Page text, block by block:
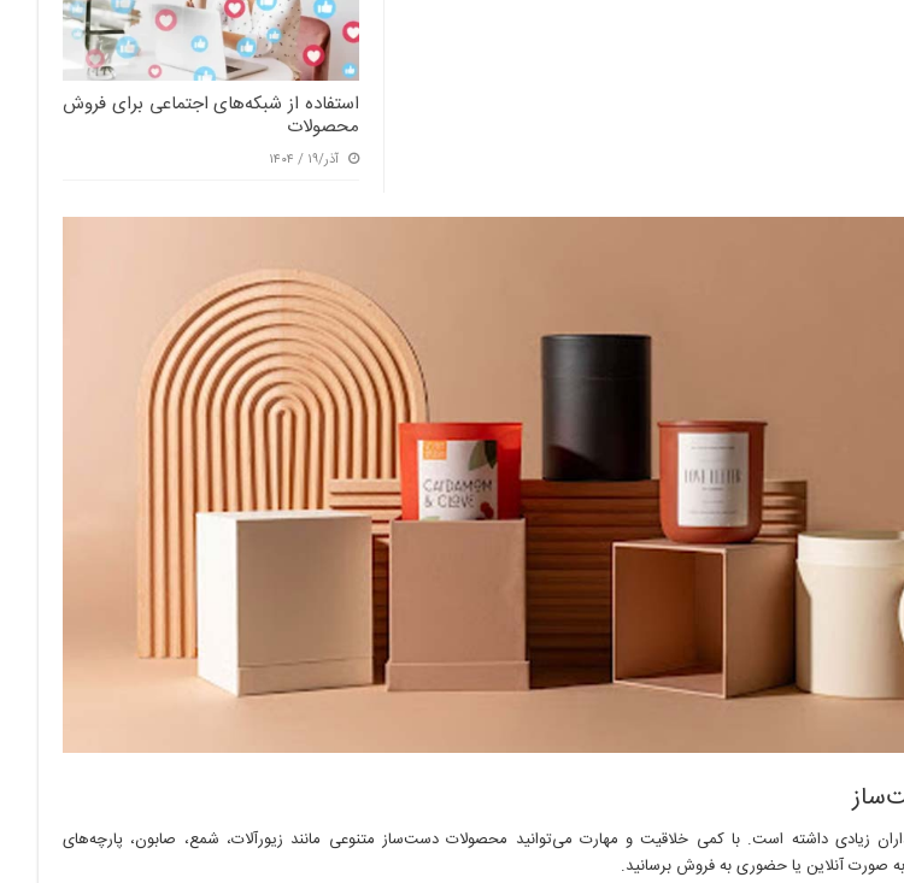
استفاده از شبکه‌های اجتماعی برای فروش
محصولات
آذر/۱۹ / ۱۴۰۴
زیادی داشته است. با کمی خلاقیت و مهارت می‌توانید محصولات دست‌ساز متنوعی مانند زیورآلات، شمع، صابون، پارچه‌های
صورت آنلاین یا حضوری به فروش برسانید.